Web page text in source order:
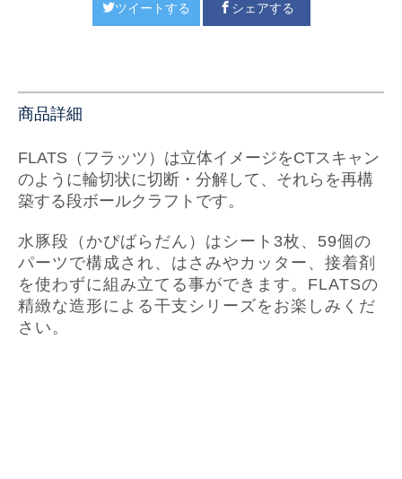
ツイートする シェアする
商品詳細
FLATS（ フラッツ ）は立体イメージをCTスキャン
のように輪切状に切断・分解して、それらを再構
築する段ボールクラフトです。
水豚段（かぴばらだん）はシート3枚、59個の
パーツで構成され、はさみやカッター、接着剤
を使わずに組み立てる事ができます。 FLATSの
精緻な造形による干支シリーズをお楽しみくだ
さい。